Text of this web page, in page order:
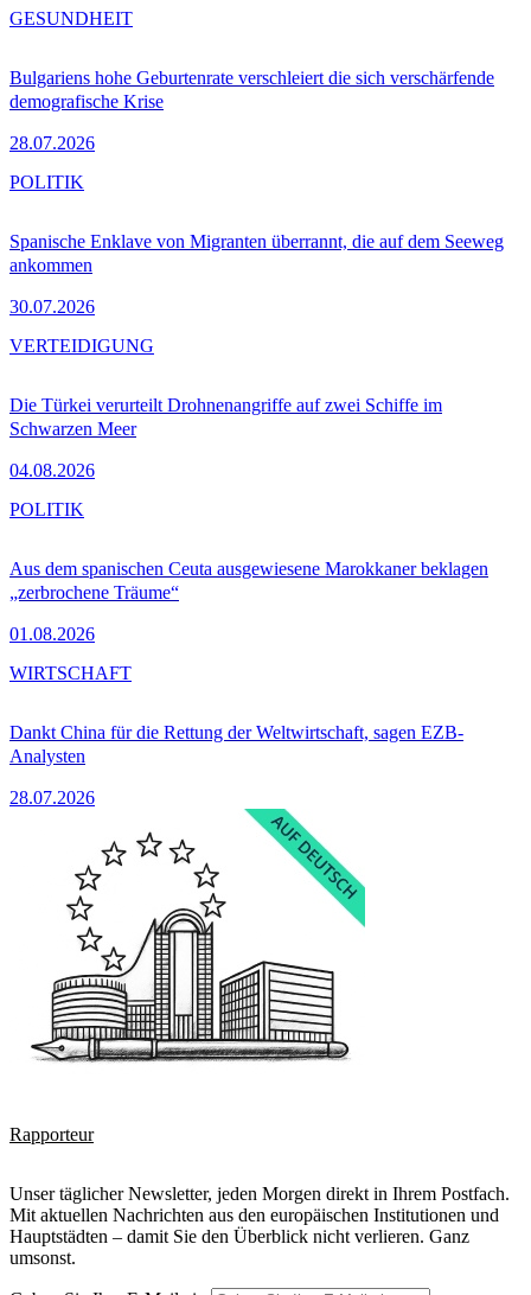
Bulgariens hohe Geburtenrate verschleiert die sich verschärfende
demografische Krise
28.07.2026
GESUNDHEIT
Spanische Enklave von Migranten überrannt, die auf dem Seeweg
ankommen
30.07.2026
POLITIK
Die Türkei verurteilt Drohnenangriffe auf zwei Schiffe im
Schwarzen Meer
04.08.2026
VERTEIDIGUNG
Aus dem spanischen Ceuta ausgewiesene Marokkaner beklagen
„zerbrochene Träume“
01.08.2026
POLITIK
Dankt China für die Rettung der Weltwirtschaft, sagen EZB-
Analysten
28.07.2026
WIRTSCHAFT
Rapporteur
Unser täglicher Newsletter, jeden Morgen direkt in Ihrem Postfach.
Mit aktuellen Nachrichten aus den europäischen Institutionen und
Hauptstädten – damit Sie den Überblick nicht verlieren. Ganz
umsonst.